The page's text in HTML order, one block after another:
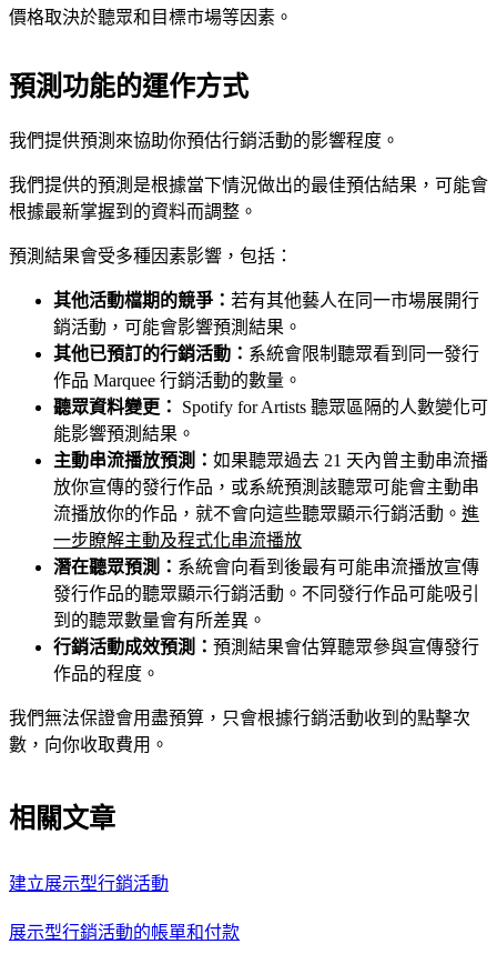
價格取決於聽眾和目標市場等因素。
預測功能的運作方式
我們提供預測來協助你預估行銷活動的影響程度。
我們提供的預測是根據當下情況做出的最佳預估結果，可能會
根據最新掌握到的資料而調整。
預測結果會受多種因素影響，包括：
其他活動檔期的競爭： 若有其他藝人在同一市場展開行
銷活動，可能會影響預測結果。
其他已預訂的行銷活動： 系統會限制聽眾看到同一發行
作品 Marquee 行銷活動的數量。
聽眾資料變更：
Spotify for Artists 聽眾區隔的人數變化可
能影響預測結果。
主動串流播放預測： 如果聽眾過去 21 天內曾主動串流播
放你宣傳的發行作品，或系統預測該聽眾可能會主動串
流播放你的作品，就不會向這些聽眾顯示行銷活動。 進
一步瞭解主動及程式化串流播放
潛在聽眾預測： 系統會向看到後最有可能串流播放宣傳
發行作品的聽眾顯示行銷活動。不同發行作品可能吸引
到的聽眾數量會有所差異。
行銷活動成效預測： 預測結果會估算聽眾參與宣傳發行
作品的程度。
我們無法保證會用盡預算，只會根據行銷活動收到的點擊次
數，向你收取費用。
相關文章
建立展示型行銷活動
展示型行銷活動的帳單和付款